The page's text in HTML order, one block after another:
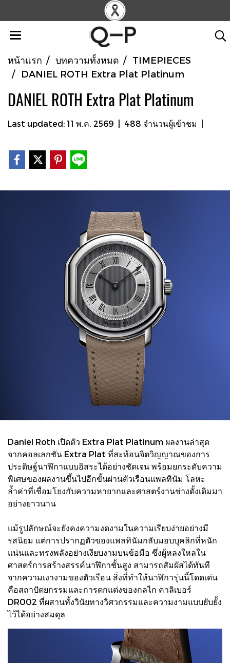
หน้าแรก บทความทั้งหมด
TIMEPIECES
DANIEL ROTH Extra Plat Platinum
DANIEL ROTH Extra Plat Platinum
Last updated: 11 พ.ค. 2569 488 จำนวนผู้เข้าชม
Daniel Roth เปิดตัว Extra Plat Platinum ผลงานล่าสุด
จากคอลเลกชัน Extra Plat ที่สะท้อนจิตวิญญาณของการ
ประดิษฐ์นาฬิกาแบบอิสระได้อย่างชัดเจน พร้อมยกระดับความ
พิเศษของผลงานขึ้นไปอีกขั้นผ่านตัวเรือนแพลทินัม โลหะ
ล้ำค่าที่เชื่อมโยงกับความหายากและศาสตร์งานช่างดั้งเดิมมา
อย่างยาวนาน
แม้รูปลักษณ์จะยังคงความงดงามในความเรียบง่ายอย่างมี
รสนิยม แต่การปรากฏตัวของแพลทินัมกลับมอบบุคลิกที่หนัก
แน่นและทรงพลังอย่างเงียบงามบนข้อมือ ซึ่งผู้หลงใหลใน
ศาสตร์การสร้างสรรค์นาฬิกาชั้นสูง สามารถสัมผัสได้ทันที
จากความเงางามของตัวเรือน สิ่งที่ทำให้นาฬิการุ่นนี้โดดเด่น
คือสถาปัตยกรรมและการตกแต่งของกลไก คาลิเบอร์
DR002 ที่ผสานทั้งวินัยทางวิศวกรรมและความงามแบบยับยั้ง
ไว้ได้อย่างสมดุล